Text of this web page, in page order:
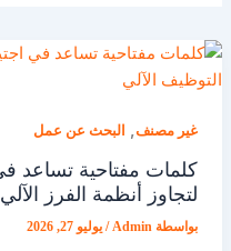
غير مصنف, البحث عن عمل
لتجاوز أنظمة الفرز الآلي
بواسطة Admin
/ يوليو 27, 2026